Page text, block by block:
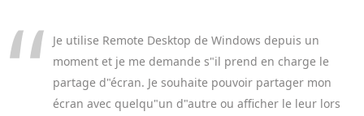
Je utilise Remote Desktop de Windows depuis un
moment et je me demande s"il prend en charge le
partage d"écran. Je souhaite pouvoir partager mon
écran avec quelqu"un d"autre ou afficher le leur lors